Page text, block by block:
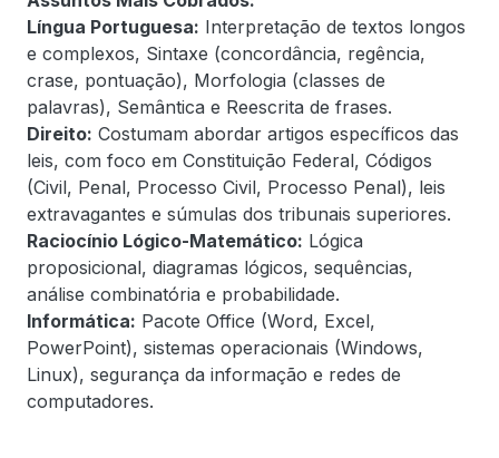
Língua Portuguesa: Interpretação de textos longos
e complexos, Sintaxe (concordância, regência,
crase, pontuação), Morfologia (classes de
palavras), Semântica e Reescrita de frases.
Direito: Costumam abordar artigos específicos das
leis, com foco em Constituição Federal, Códigos
(Civil, Penal, Processo Civil, Processo Penal), leis
extravagantes e súmulas dos tribunais superiores.
Raciocínio Lógico-Matemático: Lógica
proposicional, diagramas lógicos, sequências,
análise combinatória e probabilidade.
Informática: Pacote Office (Word, Excel,
PowerPoint), sistemas operacionais (Windows,
Linux), segurança da informação e redes de
computadores.